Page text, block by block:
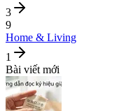
3
9
Home & Living
1
Bài viết mới